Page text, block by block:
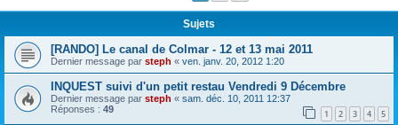
c
r
Sujets
[RANDO] Le canal de Colmar - 12 et 13 mai 2011
Dernier message par steph « ven. janv. 20, 2012 1:20
INQUEST suivi d'un petit restau Vendredi 9 Décembre
Dernier message par steph « sam. déc. 10, 2011 12:37
Réponses : 49 1 2 3 4 5